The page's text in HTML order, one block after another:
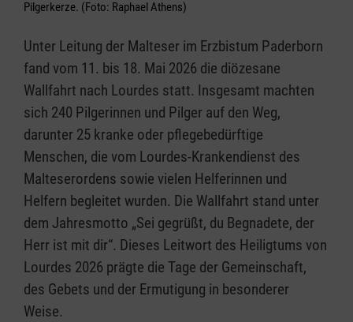
Pilgerkerze. (Foto: Raphael Athens)
Unter Leitung der Malteser im Erzbistum Paderborn
fand vom 11. bis 18. Mai 2026 die diözesane
Wallfahrt nach Lourdes statt. Insgesamt machten
sich 240 Pilgerinnen und Pilger auf den Weg,
darunter 25 kranke oder pflegebedürftige
Menschen, die vom Lourdes-Krankendienst des
Malteserordens sowie vielen Helferinnen und
Helfern begleitet wurden. Die Wallfahrt stand unter
dem Jahresmotto „Sei gegrüßt, du Begnadete, der
Herr ist mit dir“. Dieses Leitwort des Heiligtums von
Lourdes 2026 prägte die Tage der Gemeinschaft,
des Gebets und der Ermutigung in besonderer
Weise.